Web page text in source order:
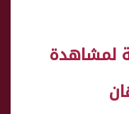
لمشاهدة